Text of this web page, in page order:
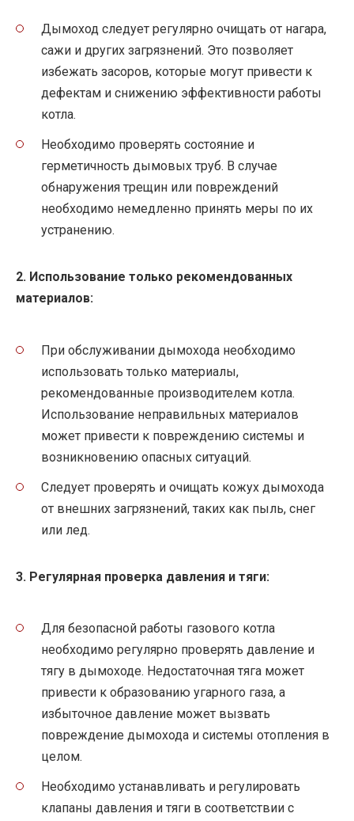
Дымоход следует регулярно очищать от нагара,
сажи и других загрязнений. Это позволяет
избежать засоров, которые могут привести к
дефектам и снижению эффективности работы
котла.
Необходимо проверять состояние и
герметичность дымовых труб. В случае
обнаружения трещин или повреждений
необходимо немедленно принять меры по их
устранению.
2. Использование только рекомендованных
материалов:
При обслуживании дымохода необходимо
использовать только материалы,
рекомендованные производителем котла.
Использование неправильных материалов
может привести к повреждению системы и
возникновению опасных ситуаций.
Следует проверять и очищать кожух дымохода
от внешних загрязнений, таких как пыль, снег
или лед.
3. Регулярная проверка давления и тяги:
Для безопасной работы газового котла
необходимо регулярно проверять давление и
тягу в дымоходе. Недостаточная тяга может
привести к образованию угарного газа, а
избыточное давление может вызвать
повреждение дымохода и системы отопления в
целом.
Необходимо устанавливать и регулировать
клапаны давления и тяги в соответствии с